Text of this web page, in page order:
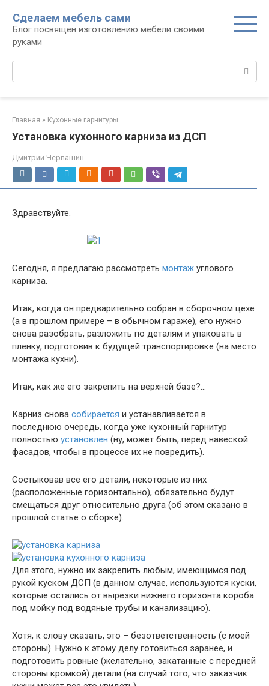
контенту
Сделаем мебель сами
Блог посвящен изготовлению мебели своими
руками
Главная » Кухонные гарнитуры
Установка кухонного карниза из ДСП
Дмитрий Черпашин
Здравствуйте.
Сегодня, я предлагаю рассмотреть монтаж углового
карниза.
Итак, когда он предварительно собран в сборочном цехе
(а в прошлом примере – в обычном гараже), его нужно
снова разобрать, разложить по деталям и упаковать в
пленку, подготовив к будущей транспортировке (на место
монтажа кухни).
Итак, как же его закрепить на верхней базе?…
Карниз снова собирается и устанавливается в
последнюю очередь, когда уже кухонный гарнитур
полностью установлен (ну, может быть, перед навеской
фасадов, чтобы в процессе их не повредить).
Состыковав все его детали, некоторые из них
(расположенные горизонтально), обязательно будут
смещаться друг относительно друга (об этом сказано в
прошлой статье о сборке).
Для этого, нужно их закрепить любым, имеющимся под
рукой куском ДСП (в данном случае, используются куски,
которые остались от вырезки нижнего горизонта короба
под мойку под водяные трубы и канализацию).
Хотя, к слову сказать, это – безответственность (с моей
стороны). Нужно к этому делу готовиться заранее, и
подготовить ровные (желательно, закатанные с передней
стороны кромкой) детали (на случай того, что заказчик